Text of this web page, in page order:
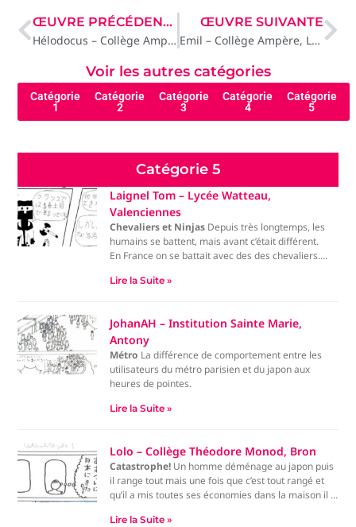
ŒUVRE PRÉCÉDENTE
Hélodocus – Collège Ampère, Lyon
ŒUVRE SUIVANTE
Emil – Collège Ampère, Lyon
Voir les autres catégories
Catégorie
1
Catégorie
2
Catégorie
3
Catégorie
4
Catégorie
5
Catégorie 5
Laignel Tom – Lycée Watteau,
Valenciennes
Chevaliers et Ninjas Depuis très longtemps, les
humains se battent, mais avant c’était différent.
En France on se battait avec des des chevaliers.
D’après vous, qui gagnerez entre un ninja et un
Lire la Suite »
JohanAH – Institution Sainte Marie,
Antony
Métro La différence de comportement entre les
utilisateurs du métro parisien et du japon aux
heures de pointes.
Lire la Suite »
Lolo – Collège Théodore Monod, Bron
Catastrophe! Un homme déménage au japon puis
il range tout mais une fois que c’est tout rangé et
qu’il a mis toutes ses économies dans la maison il y
Lire la Suite »